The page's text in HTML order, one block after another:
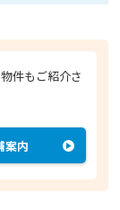
件もご紹介さ
案内